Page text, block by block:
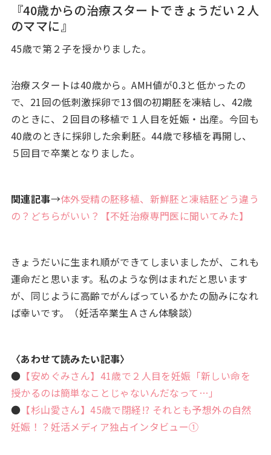
『40歳からの治療スタートできょうだい２人
のママに』
45歳で第２子を授かりました。
治療スタートは40歳から。AMH値が0.3と低かったの
で、21回の低刺激採卵で13個の初期胚を凍結し、42歳
のときに、２回目の移植で１人目を妊娠・出産。今回も
40歳のときに採卵した余剰胚。44歳で移植を再開し、
５回目で卒業となりました。
関連記事→体外受精の胚移植、新鮮胚と凍結胚どう違う
の？どちらがいい？【不妊治療専門医に聞いてみた】
きょうだいに生まれ順ができてしまいましたが、これも
運命だと思います。私のような例はまれだと思います
が、同じように高齢でがんばっているかたの励みになれ
ば幸いです。（妊活卒業生Ａさん体験談）
〈あわせて読みたい記事〉
● 【安めぐみさん】41歳で２人目を妊娠「新しい命を
授かるのは簡単なことじゃないんだなって…」
● 【杉山愛さん】45歳で閉経!? それとも予想外の自然
妊娠！？妊活メディア独占インタビュー①